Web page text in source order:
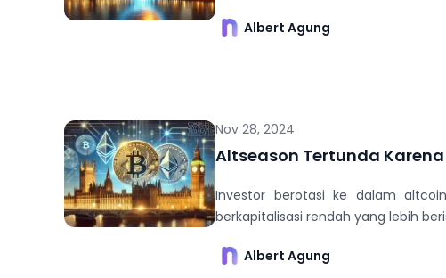
Albert Agung
Nov 28, 2024
Altseason Tertunda
Investor berotasi ke dalam
berkapitalisasi rendah yang lebih
Albert Agung